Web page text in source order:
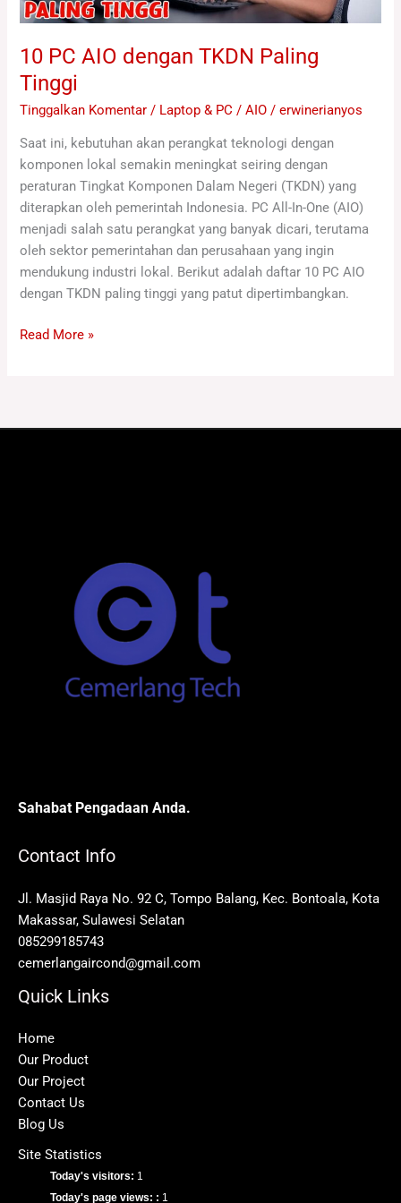
10 PC AIO dengan TKDN Paling
Tinggi
Tinggalkan Komentar / Laptop & PC / AIO /erwinerianyos
Saat ini, kebutuhan akan perangkat teknologi dengan
komponen lokal semakin meningkat seiring dengan
peraturan Tingkat Komponen Dalam Negeri (TKDN) yang
diterapkan oleh pemerintah Indonesia. PC All-In-One (AIO)
menjadi salah satu perangkat yang banyak dicari, terutama
oleh sektor pemerintahan dan perusahaan yang ingin
mendukung industri lokal. Berikut adalah daftar 10 PC AIO
dengan TKDN paling tinggi yang patut dipertimbangkan.
Read More »
Sahabat Pengadaan Anda.
Contact Info
Jl. Masjid Raya No. 92 C, Tompo Balang, Kec. Bontoala, Kota
Makassar, Sulawesi Selatan
085299185743
cemerlangaircond@gmail.com
Quick Links
Home
Our Product
Our Project
Contact Us
Blog Us
Site Statistics
Today's visitors: 1
Today's page views: : 1